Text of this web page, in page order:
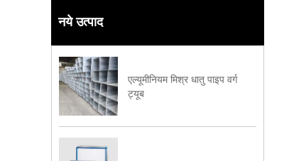
नये उत्पाद
एल्यूमीनियम मिश्र धातु पाइप वर्ग
ट्यूब